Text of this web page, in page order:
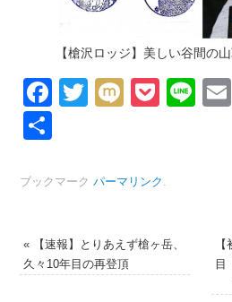
【槍沢ロッジ】美しい谷間の山
Facebook
Twitter
Mixi
ブックマーク パーマリンク
«【速報】とりあえず槍ヶ岳、
久々10年目の再登頂
目